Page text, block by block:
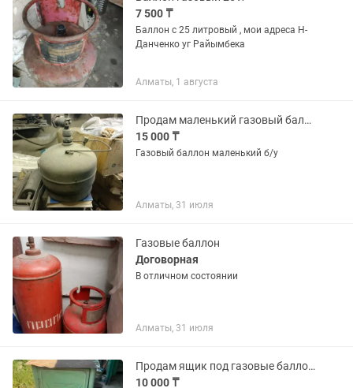
7 500 ₸
Баллон с 25 литровый , мои адреса Н-
Данченко уг Райымбека
Алматы, 1 августа
Продам маленький газовый баллон
15 000 ₸
Газовый баллон маленький б/у
Алматы, 31 июля
Газовые баллон
Договорная
В отличном состоянии
Алматы, 31 июля
Продам ящик под газовые баллоны
10 000 ₸